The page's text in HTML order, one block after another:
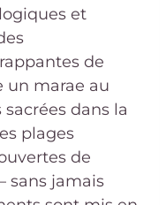
et
de
un marae au
dans la
plages
de
sans jamais